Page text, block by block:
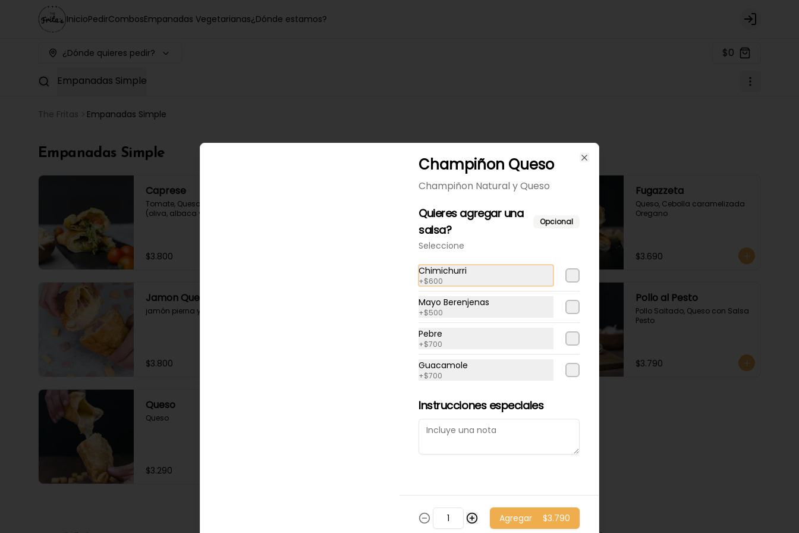
InicioPedirCombosEmpanadas Vegetarianas¿Dónde estamos? Login
¿Dónde quieres pedir? $0
Empanadas Simple
The Fritas Empanadas Simple
Empanadas Simple
Caprese
Tomate, Queso, y salsa de pesto
(oliva, albaca y mani)
$3.800
Champiñon Queso Fugazzeta
Queso, Cebolla caramelizada
Oregano
$3.690
Jamon Queso
jamón pierna y queso
$3.800
Pollo Queso
pollo salteado con queso
Pollo al Pesto
Pollo Saltado, Queso con Salsa
Pesto
$3.790
Queso
Queso
$3.290
Queso Marisco
Queso con Choritos, Machas,
Kanikama
Champiñon Queso
Champiñon Natural y Queso
Quieres agregar una
salsa?
Opcional
Seleccione
Chimichurri
+$600
Mayo Berenjenas
+$500
Pebre
+$700
Guacamole
+$700
Instrucciones especiales
Agregar $3.790